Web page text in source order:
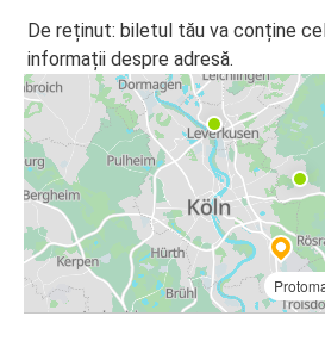
De reținut: biletul tău va conține
informații despre adresă.